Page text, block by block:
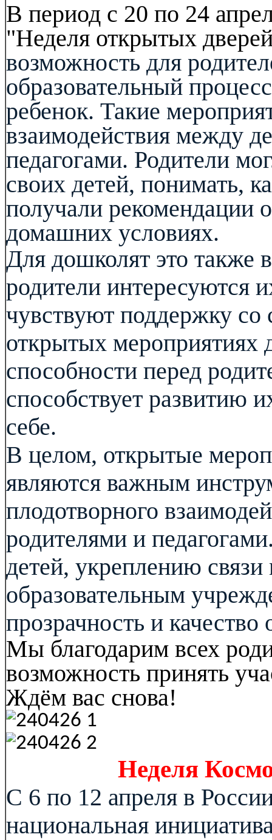
В период с 20 по 24
"Неделя открытых
возможность для
образовательный
ребенок. Такие
взаимодействия между
педагогами. Родители
своих детей, понимать,
получали рекомендации
домашних условиях.
Для дошколят это также
родители интересуются
чувствуют поддержку
открытых мероприятиях
способности перед
способствует развитию
себе.
В целом, открытые
являются важным
плодотворного
родителями и
детей, укреплению
образовательным
прозрачность и качество
Мы благодарим всех
возможность принять
Ждём вас снова!
Неделя
С 6 по 12 апреля в
национальная